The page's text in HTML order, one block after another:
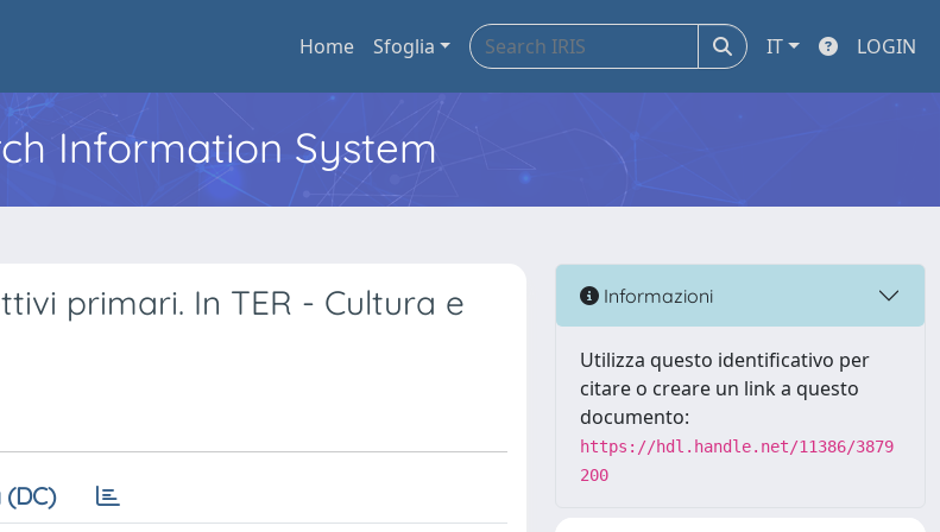
Home Sfoglia IT LOGIN
Information System
primari. In TER - Cultura e
Informazioni
Utilizza questo identificativo per
citare o creare un link a questo
documento:
https://hdl.handle.net/11386/3879
200